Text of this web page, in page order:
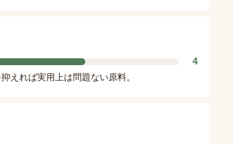
4
えれば実用上は問題ない原料。